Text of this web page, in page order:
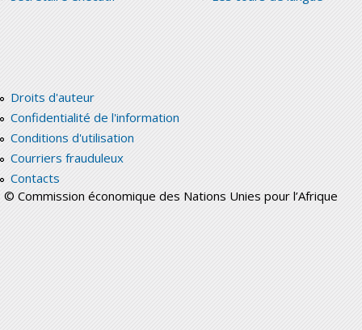
Droits d'auteur
Confidentialité de l'information
Conditions d'utilisation
Courriers frauduleux
Contacts
© Commission économique des Nations Unies pour l’Afrique